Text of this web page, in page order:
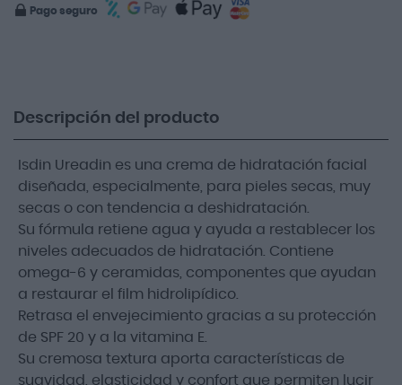
Pago seguro
Descripción del producto
Isdin Ureadin es una crema de hidratación facial
diseñada, especialmente, para pieles secas, muy
secas o con tendencia a deshidratación.
Su fórmula retiene agua y ayuda a restablecer los
niveles adecuados de hidratación. Contiene
omega-6 y ceramidas, componentes que ayudan
a restaurar el film hidrolipídico.
Retrasa el envejecimiento gracias a su protección
de SPF 20 y a la vitamina E.
Su cremosa textura aporta características de
suavidad, elasticidad y confort que permiten lucir